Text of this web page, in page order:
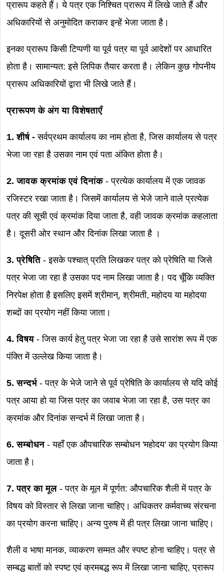
प्रारूप कहते हैं। ये पत्र एक निश्चित प्रारूप में लिखे जाते हैं और
अधिकारियों से अनुमोदित कराकर इन्हें भेजा जाता है।
इनका प्रारूप किसी टिप्पणी या पूर्व पत्र या पूर्व आदेशों पर आधारित
होता है। सामान्यत: इसे लिपिक तैयार करता है। लेकिन कुछ गोपनीय
प्रारूप अधिकारियों द्वारा भी लिखे जाते हैं।
प्रारूपण के अंग या विशेषताएँ
1. शीर्ष -सर्वप्रथम कार्यालय का नाम होता है, जिस कार्यालय से पत्र
भेजा जा रहा है उसका नाम एवं पता अंकित होता है।
2. जावक क्रमांक एवं दिनांक- प्रत्येक कार्यालय में एक जावक
रजिस्टर रखा जाता है। जिसमें कार्यालय से भेजे जाने वाले प्रत्येक
पत्र की सूची एवं क्रमांक दिया जाता है, वही जावक क्रमांक कहलाता
है। दूसरी ओर स्थान और दिनांक लिखा जाता है ।
3. प्रेषिति - इसके पश्चात् प्रति लिखकर पत्र को प्रेषिति या जिसे
पत्र भेजा जा रहा है उसका पद नाम लिखा जाता है। पद चूँकि व्यक्ति
निरपेक्ष होता है इसलिए इसमें श्रीमान्, श्रीमती, महोदय या महोदया
शब्दों का प्रयोग नहीं किया जाता।
4. विषय - जिस कार्य हेतु पत्र भेजा जा रहा है उसे सारांश रूप में एक
पंक्ति में उल्लेख किया जाता है।
5. सन्दर्भ- पत्र के भेजे जाने से पूर्व प्रेषिति के कार्यालय से यदि कोई
पत्र आया हो या जिस पत्र का जवाब भेजा जा रहा है, उस पत्र का
क्रमांक और दिनांक सन्दर्भ में लिखा जाता है।
6. सम्बोधन- यहाँ एक औपचारिक सम्बोधन 'महोदय' का प्रयोग किया
जाता है।
7. पत्र का मूल - पत्र के मूल में पूर्णत: औपचारिक शैली में पत्र के
विषय को विस्तार से लिखा जाना चाहिए। अधिकतर कर्मवाच्य संरचना
का प्रयोग करना चाहिए। अन्य पुरुष में ही पत्र लिखा जाना चाहिए।
शैली व भाषा मानक, व्याकरण सम्मत और स्पष्ट होना चाहिए। पत्र से
सम्बद्ध बातों को स्पष्ट एवं क्रमबद्ध रूप में लिखा जाना चाहिए, प्रारूप